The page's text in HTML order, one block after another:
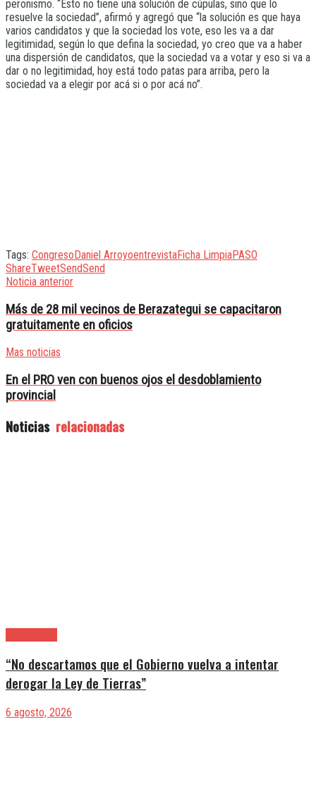
peronismo. “Esto no tiene una solución de cúpulas, sino que lo
resuelve la sociedad”, afirmó y agregó que “la solución es que haya
varios candidatos y que la sociedad los vote, eso les va a dar
legitimidad, según lo que defina la sociedad, yo creo que va a haber
una dispersión de candidatos, que la sociedad va a votar y eso si va a
dar o no legitimidad, hoy está todo patas para arriba, pero la
sociedad va a elegir por acá si o por acá no”.
Tags: CongresoDaniel ArroyoentrevistaFicha LimpiaPASO
ShareTweetSendSend
Noticia anterior
Más de 28 mil vecinos de Berazategui se capacitaron
gratuitamente en oficios
Mas noticias
En el PRO ven con buenos ojos el desdoblamiento
provincial
Noticias relacionadas
“No descartamos que el Gobierno vuelva a intentar
derogar la Ley de Tierras”
6 agosto, 2026